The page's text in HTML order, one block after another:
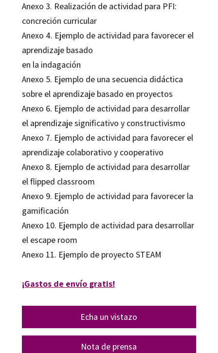
Anexo 3. Realización de actividad para PFI:
concreción curricular
Anexo 4. Ejemplo de actividad para favorecer el
aprendizaje basado
en la indagación
Anexo 5. Ejemplo de una secuencia didáctica
sobre el aprendizaje basado en proyectos
Anexo 6. Ejemplo de actividad para desarrollar
el aprendizaje significativo y constructivismo
Anexo 7. Ejemplo de actividad para favorecer el
aprendizaje colaborativo y cooperativo
Anexo 8. Ejemplo de actividad para desarrollar
el flipped classroom
Anexo 9. Ejemplo de actividad para favorecer la
gamificación
Anexo 10. Ejemplo de actividad para desarrollar
el escape room
Anexo 11. Ejemplo de proyecto STEAM
¡Gastos de envío gratis!
Echa un vistazo
Nota de prensa